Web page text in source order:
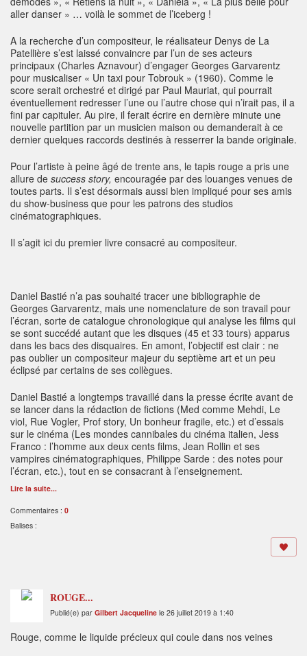
aller danser » … voilà le sommet de l’iceberg !
A la recherche d’un compositeur, le réalisateur Denys de La
Patellière s’est laissé convaincre par l’un de ses acteurs
principaux (Charles Aznavour) d’engager Georges Garvarentz
pour musicaliser « Un taxi pour Tobrouk » (1960). Comme le
score serait orchestré et dirigé par Paul Mauriat, qui pourrait
éventuellement redresser l’une ou l’autre chose qui n’irait pas, il a
fini par capituler. Au pire, il ferait écrire en dernière minute une
nouvelle partition par un musicien maison ou demanderait à ce
dernier quelques raccords destinés à resserrer la bande originale.
Pour l’artiste à peine âgé de trente ans, le tapis rouge a pris une
allure de success story, encouragée par des louanges venues de
toutes parts. Il s’est désormais aussi bien impliqué pour ses amis
du show-business que pour les patrons des studios
cinématographiques.
Il s’agit ici du premier livre consacré au compositeur.
Daniel Bastié n’a pas souhaité tracer une bibliographie de
Georges Garvarentz, mais une nomenclature de son travail pour
l’écran, sorte de catalogue chronologique qui analyse les films qui
se sont succédé autant que les disques (45 et 33 tours) apparus
dans les bacs des disquaires. En amont, l’objectif est clair : ne
pas oublier un compositeur majeur du septième art et un peu
éclipsé par certains de ses collègues.
Daniel Bastié a longtemps travaillé dans la presse écrite avant de
se lancer dans la rédaction de fictions (Med comme Mehdi, Le
viol, Rue Vogler, Prof story, Un bonheur fragile, etc.) et d’essais
sur le cinéma (Les mondes cannibales du cinéma italien, Jess
Franco : l’homme aux deux cents films, Jean Rollin et ses
vampires cinématographiques, Philippe Sarde : des notes pour
l’écran, etc.), tout en se consacrant à l’enseignement.
Lire la suite...
Commentaires : 0
Balises :
ROUGE...
Publié(e) par Gilbert Jacqueline le 26 juillet 2019 à 1:40
Rouge, comme le liquide précieux qui coule dans nos veines